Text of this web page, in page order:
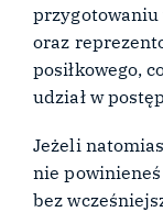
oraz
posiłkowego,
udział w
Jeżeli
nie powinieneś
bez